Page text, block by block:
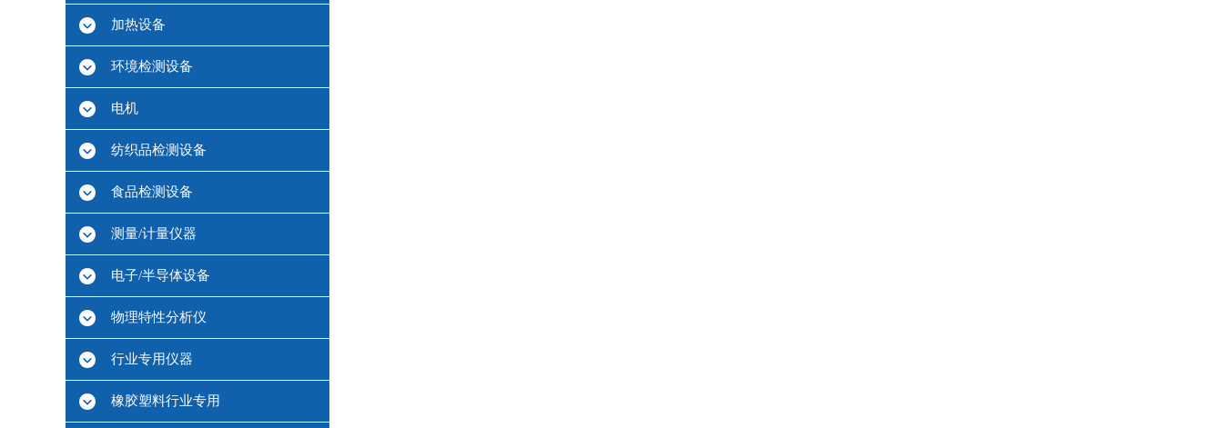
加热设备
环境检测设备
电机
纺织品检测设备
食品检测设备
测量/计量仪器
电子/半导体设备
物理特性分析仪
行业专用仪器
橡胶塑料行业专用